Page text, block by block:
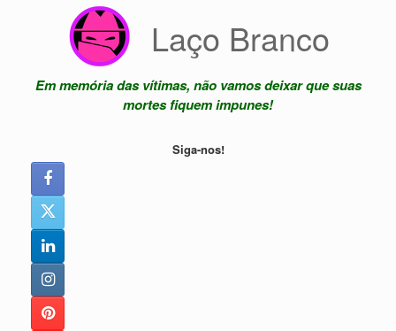
Laço Branco
Em memória das vítimas, não vamos deixar que suas
mortes fiquem impunes!
Siga-nos!